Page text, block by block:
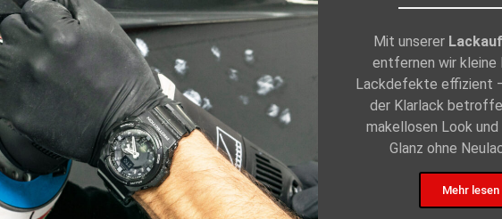
Mit unserer
entfernen wir kleine
Lackdefekte effizient
der Klarlack
makellosen Look
Glanz ohne
Mehr lesen